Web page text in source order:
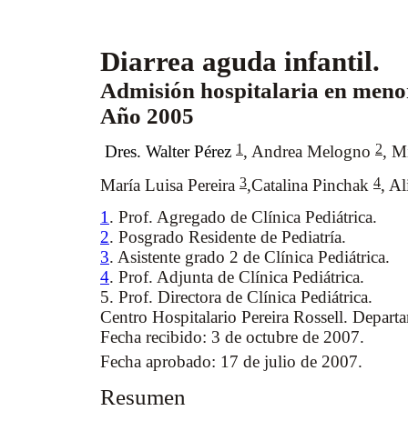
Diarrea aguda infantil.
Admisión hospitalaria en
Año 2005
Dres. Walter Pérez 1 , Andrea Melogno 2,
María Luisa Pereira 3,Catalina Pinchak 4,
1 . Prof. Agregado de Clínica Pediátrica.
2. Posgrado Residente de Pediatría.
3. Asistente grado 2 de Clínica Pediátrica.
4. Prof. Adjunta de Clínica Pediátrica.
5. Prof. Directora de Clínica Pediátrica.
Centro Hospitalario Pereira Rossell.
Fecha recibido: 3 de octubre de 2007.
Fecha aprobado: 17 de julio de 2007.
Resumen